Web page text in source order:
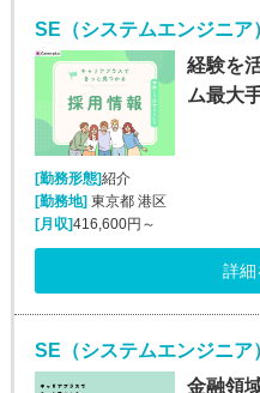
SE（システムエンジニ
経験を
ム最大
[勤務形態]紹介
[勤務地] 東京都 港区
[月収]416,600円～
詳細
金融領